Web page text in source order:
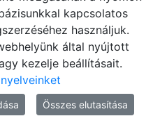
2021
kapcsolatos
használjuk.
által nyújtott
kezelje beállításait.
Összes elutasítása